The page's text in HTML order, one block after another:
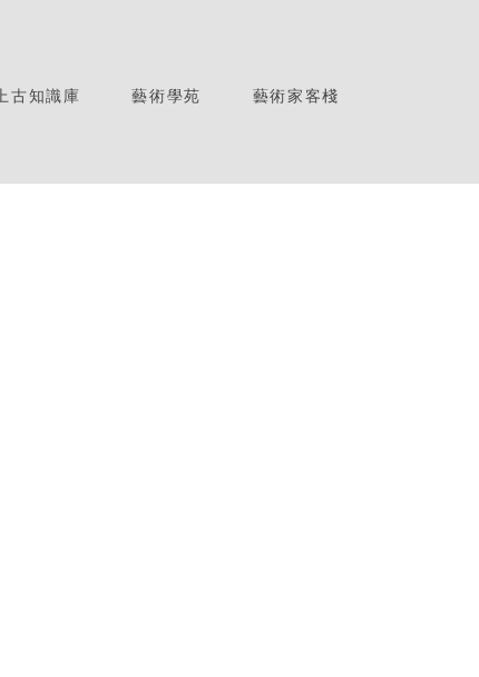
上古知識庫 藝術學苑 藝術家客棧